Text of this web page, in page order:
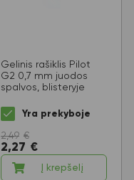
Gelinis rašiklis Pilot
G2 0,7 mm juodos
spalvos, blisteryje
Yra prekyboje
2,49 €
2,27 €
Į krepšelį